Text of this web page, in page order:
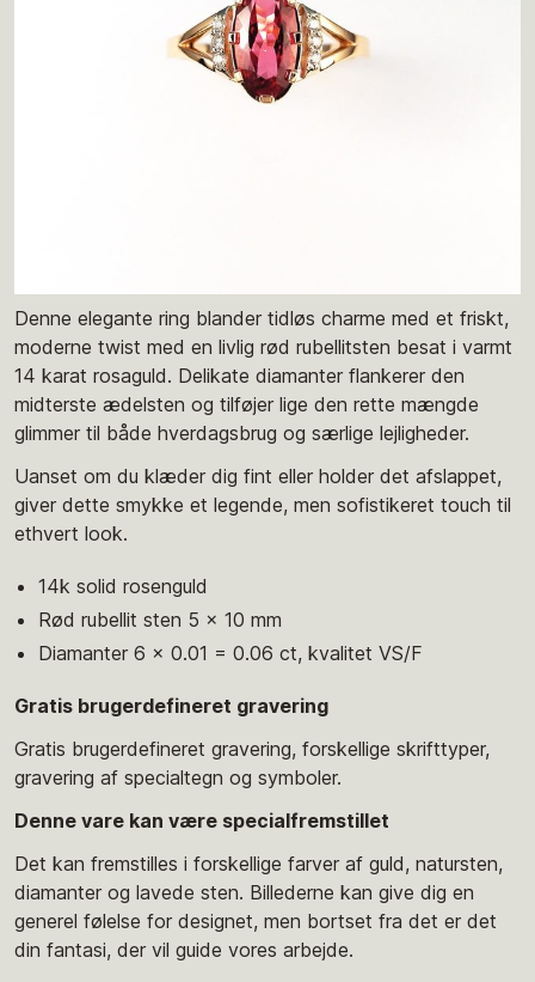
Denne elegante ring blander tidløs charme med et friskt,
moderne twist med en livlig rød rubellitsten besat i varmt
14 karat rosaguld. Delikate diamanter flankerer den
midterste ædelsten og tilføjer lige den rette mængde
glimmer til både hverdagsbrug og særlige lejligheder.
Uanset om du klæder dig fint eller holder det afslappet,
giver dette smykke et legende, men sofistikeret touch til
ethvert look.
14k solid rosenguld
Rød rubellit sten 5 x 10 mm
Diamanter 6 x 0.01 = 0.06 ct, kvalitet VS/F
Gratis brugerdefineret gravering
Gratis brugerdefineret gravering, forskellige skrifttyper,
gravering af specialtegn og symboler.
Denne vare kan være specialfremstillet
Det kan fremstilles i forskellige farver af guld, natursten,
diamanter og lavede sten. Billederne kan give dig en
generel følelse for designet, men bortset fra det er det
din fantasi, der vil guide vores arbejde.